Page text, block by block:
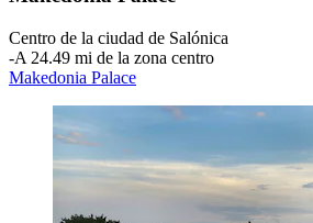
Centro de la ciudad de Salónica
‐A 24.49 mi de la zona centro
Makedonia Palace